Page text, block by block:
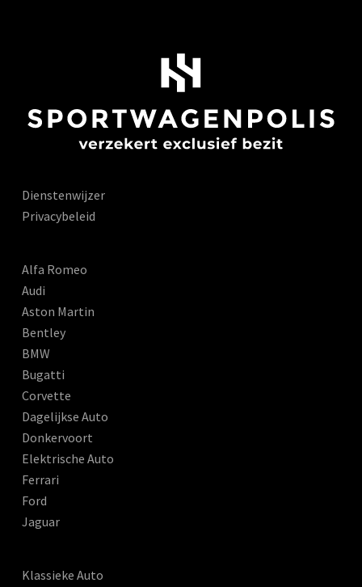
Dienstenwijzer
Privacybeleid
Alfa Romeo
Audi
Aston Martin
Bentley
BMW
Bugatti
Corvette
Dagelijkse Auto
Donkervoort
Elektrische Auto
Ferrari
Ford
Jaguar
Klassieke Auto